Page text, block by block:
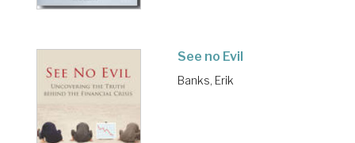
See no Evil
Banks, Erik